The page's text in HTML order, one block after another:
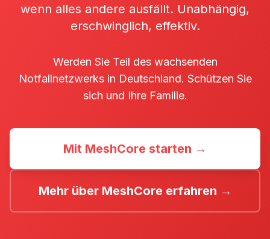
wenn alles andere ausfällt. Unabhängig,
erschwinglich, effektiv.
Werden Sie Teil des wachsenden
Notfallnetzwerks in Deutschland. Schützen Sie
sich und Ihre Familie.
Mit MeshCore starten →
Mehr über MeshCore erfahren →